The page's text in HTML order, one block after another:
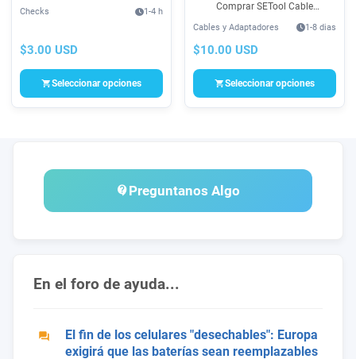
por IMEI para averiguar pais,
Checks 1-4 h
$3.00 USD
Seleccionar opciones
Comprar SETool Cable
bootloader de Sony Ericsson
Xperia X10 mini (E10) usando
Cables y Adaptadores 1-8 dias
$10.00 USD
Seleccionar opciones
Preguntanos Algo
En el foro de ayuda...
El fin de los celulares "desechables": Europa
exigirá que las baterías sean reemplazables